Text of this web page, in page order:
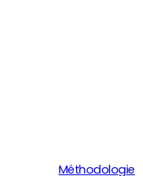
Méthodologie